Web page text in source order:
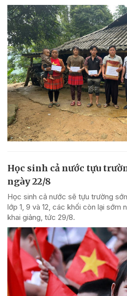
Học sinh cả nước tựu
ngày 22/8
Học sinh cả nước sẽ tựu trường
lớp 1, 9 và 12, các khối còn lại sớm
khai giảng, tức 29/8.